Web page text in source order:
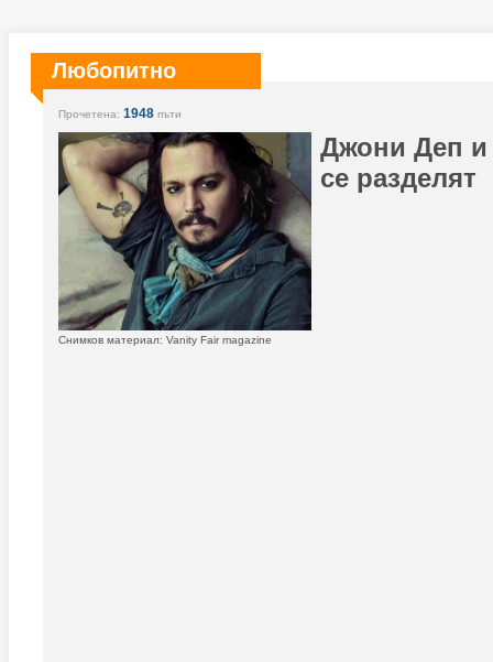
Любопитно
Прочетена: 1948 пъти
Джони Деп и
се разделят
Снимков материал: Vanity Fair magazine